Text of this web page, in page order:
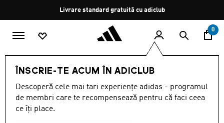
Oprește
rotația
Livrare standard gratuită cu adiclub
0
ÎNSCRIE-TE ACUM ÎN ADICLUB
Descoperă cele mai tari experiențe adidas - programul
de membri care te recompensează pentru că faci ceea
ce îți place.
SPORTURI Alte sporturi Ciclism Accesorii
ACCESORII·ACCESORII (18)